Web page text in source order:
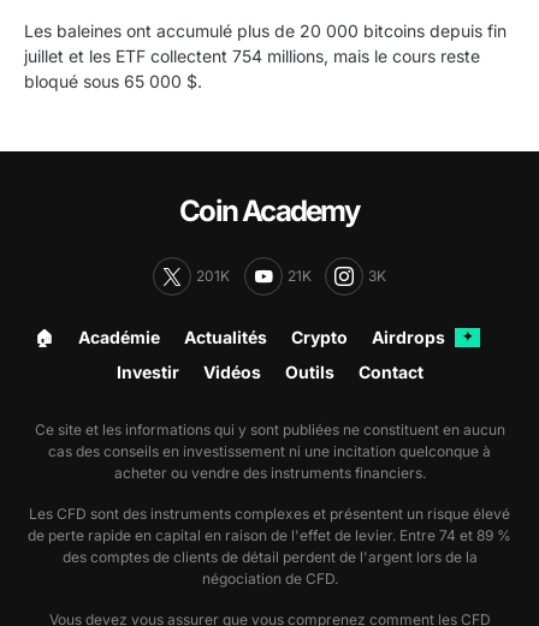
Les baleines ont accumulé plus de 20 000 bitcoins depuis fin
juillet et les ETF collectent 754 millions, mais le cours reste
bloqué sous 65 000 $.
Coin Academy
201K 21K 3K
🏠︎ Académie Actualités Crypto Airdrops ✦
Investir Vidéos Outils Contact
Ce site et les informations qui y sont publiées ne constituent en aucun
cas des conseils en investissement ni une incitation quelconque à
acheter ou vendre des instruments financiers.
Les CFD sont des instruments complexes et présentent un risque élevé
de perte rapide en capital en raison de l'effet de levier. Entre 74 et 89 %
des comptes de clients de détail perdent de l'argent lors de la
négociation de CFD.
Vous devez vous assurer que vous comprenez comment les CFD